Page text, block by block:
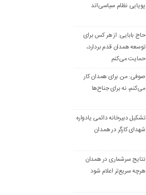
پویایی نظام سیاسی‌اند
حاج بابایی: از هر کس برای
توسعه همدان قدم بردارد،
حمایت می‌کنم
صوفی: من برای همدان کار
می‌کنم، نه برای جناح‌ها
تشکیل دبیرخانه دائمی یادواره
شهدای کارگر در همدان
نتایج سرشماری در همدان
هرچه سریع‌تر اعلام شود